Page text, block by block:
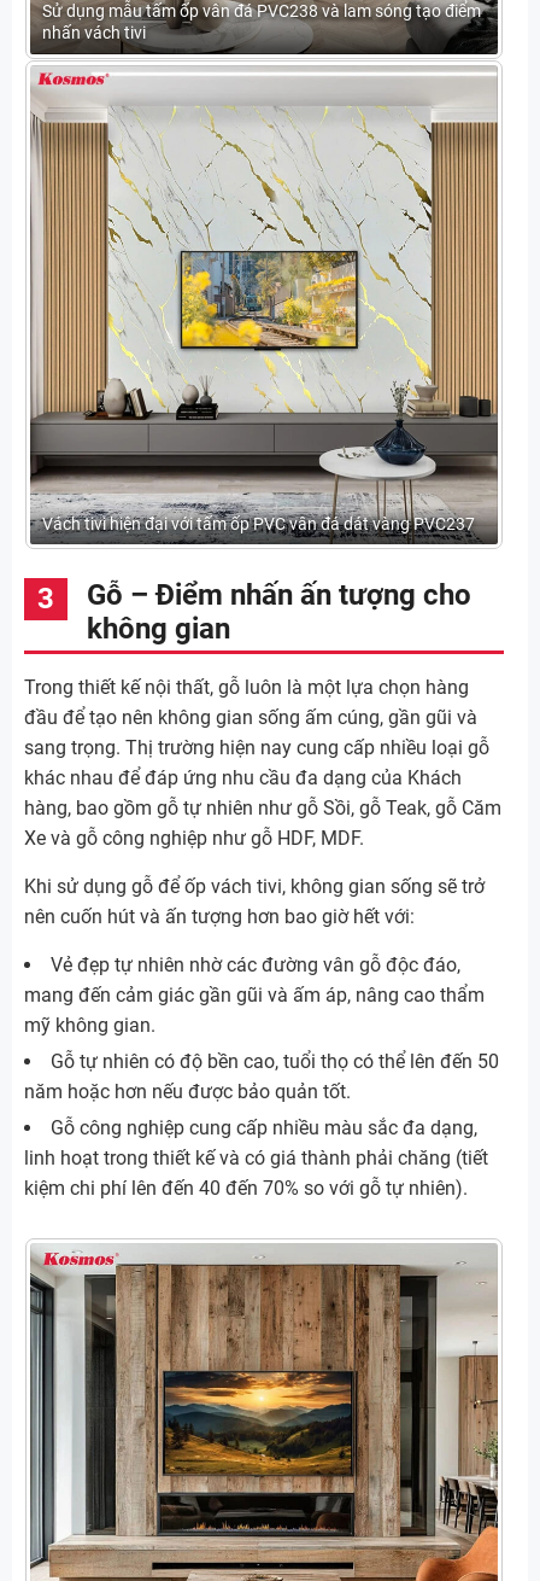
Sử dụng mẫu tấm ốp vân đá PVC238 và lam sóng tạo điểm
nhấn vách tivi
Vách tivi hiện đại với tấm ốp PVC vân đá dát vàng PVC237
Gỗ – Điểm nhấn ấn tượng cho
không gian
Trong thiết kế nội thất, gỗ luôn là một lựa chọn hàng
đầu để tạo nên không gian sống ấm cúng, gần gũi và
sang trọng. Thị trường hiện nay cung cấp nhiều loại gỗ
khác nhau để đáp ứng nhu cầu đa dạng của Khách
hàng, bao gồm gỗ tự nhiên như gỗ Sồi, gỗ Teak, gỗ Căm
Xe và gỗ công nghiệp như gỗ HDF, MDF.
Khi sử dụng gỗ để ốp vách tivi, không gian sống sẽ trở
nên cuốn hút và ấn tượng hơn bao giờ hết với:
Vẻ đẹp tự nhiên nhờ các đường vân gỗ độc đáo,
mang đến cảm giác gần gũi và ấm áp, nâng cao thẩm
mỹ không gian.
Gỗ tự nhiên có độ bền cao, tuổi thọ có thể lên đến 50
năm hoặc hơn nếu được bảo quản tốt.
Gỗ công nghiệp cung cấp nhiều màu sắc đa dạng,
linh hoạt trong thiết kế và có giá thành phải chăng (tiết
kiệm chi phí lên đến 40 đến 70% so với gỗ tự nhiên).